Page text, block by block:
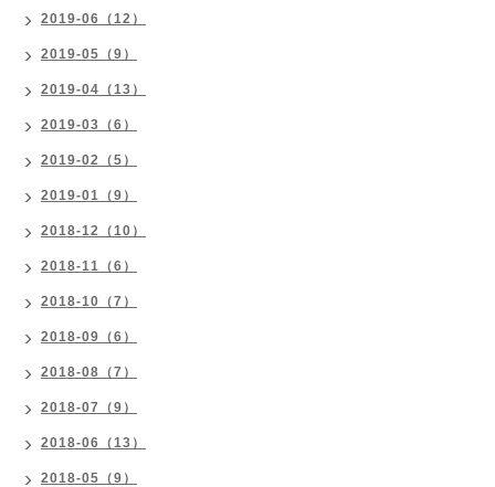
2019-06（12）
2019-05（9）
2019-04（13）
2019-03（6）
2019-02（5）
2019-01（9）
2018-12（10）
2018-11（6）
2018-10（7）
2018-09（6）
2018-08（7）
2018-07（9）
2018-06（13）
2018-05（9）